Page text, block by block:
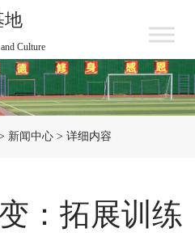
地
Culture
新闻中心 > 详细内容
：拓展训练